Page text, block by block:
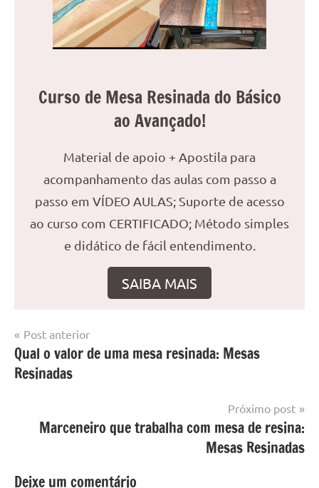
Curso de Mesa Resinada do Básico
ao Avançado!
Material de apoio + Apostila para
acompanhamento das aulas com passo a
passo em VÍDEO AULAS; Suporte de acesso
ao curso com CERTIFICADO; Método simples
e didático de fácil entendimento.
SAIBA MAIS
Marcado
com
mesa
epoxi
Mesa
resinada
Navegação
de
Post
Post anterior
Qual o valor de uma mesa resinada: Mesas
Resinadas
Próximo post
Marceneiro que trabalha com mesa de resina:
Mesas Resinadas
Deixe um comentário